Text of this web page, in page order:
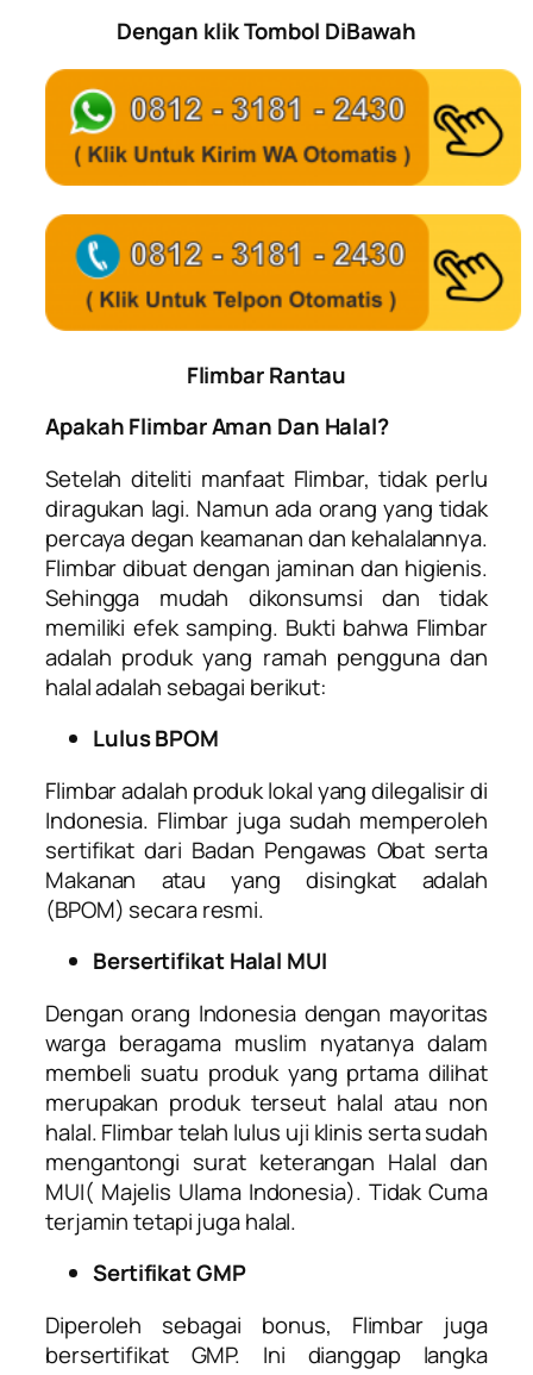
Dengan klik Tombol DiBawah
Flimbar Rantau
Apakah Flimbar Aman Dan Halal?
Setelah diteliti manfaat Flimbar, tidak perlu
diragukan lagi. Namun ada orang yang tidak
percaya degan keamanan dan kehalalannya.
Flimbar dibuat dengan jaminan dan higienis.
Sehingga mudah dikonsumsi dan tidak
memiliki efek samping. Bukti bahwa Flimbar
adalah produk yang ramah pengguna dan
halal adalah sebagai berikut:
Lulus BPOM
Flimbar adalah produk lokal yang dilegalisir di
Indonesia. Flimbar juga sudah memperoleh
sertifikat dari Badan Pengawas Obat serta
Makanan atau yang disingkat adalah
(BPOM) secara resmi.
Bersertifikat Halal MUI
Dengan orang Indonesia dengan mayoritas
warga beragama muslim nyatanya dalam
membeli suatu produk yang prtama dilihat
merupakan produk terseut halal atau non
halal. Flimbar telah lulus uji klinis serta sudah
mengantongi surat keterangan Halal dan
MUI( Majelis Ulama Indonesia). Tidak Cuma
terjamin tetapi juga halal.
Sertifikat GMP
Diperoleh sebagai bonus, Flimbar juga
bersertifikat GMP. Ini dianggap langka